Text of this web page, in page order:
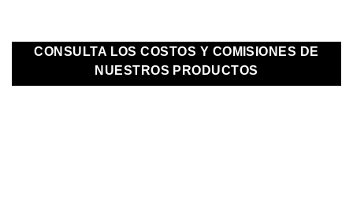
CONSULTA LOS COSTOS Y COMISIONES DE
NUESTROS PRODUCTOS